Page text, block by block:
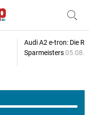
Audi A2 e-tron: Die
Sparmeisters